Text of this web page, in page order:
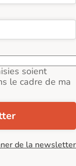
soient
le cadre de ma
de la newsletter